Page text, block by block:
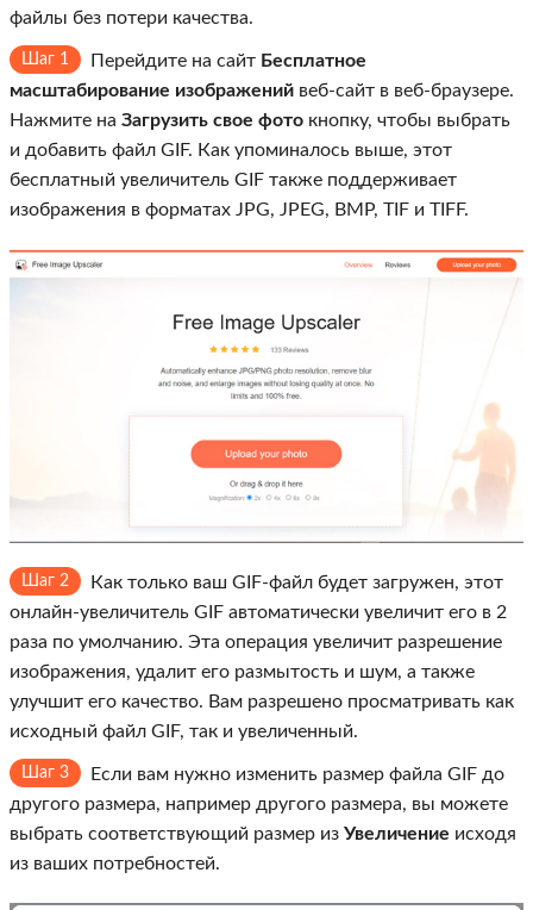
файлы без потери качества.
Шаг 1 Перейдите на сайт Бесплатное
масштабирование изображений веб-сайт в веб-браузере.
Нажмите на Загрузить свое фото кнопку, чтобы выбрать
и добавить файл GIF. Как упоминалось выше, этот
бесплатный увеличитель GIF также поддерживает
изображения в форматах JPG, JPEG, BMP, TIF и TIFF.
Шаг 2
Как только ваш GIF-файл будет загружен, этот
онлайн-увеличитель GIF автоматически увеличит его в 2
раза по умолчанию. Эта операция увеличит разрешение
изображения, удалит его размытость и шум, а также
улучшит его качество. Вам разрешено просматривать как
исходный файл GIF, так и увеличенный.
Шаг 3
Если вам нужно изменить размер файла GIF до
другого размера, например другого размера, вы можете
выбрать соответствующий размер из Увеличение исходя
из ваших потребностей.